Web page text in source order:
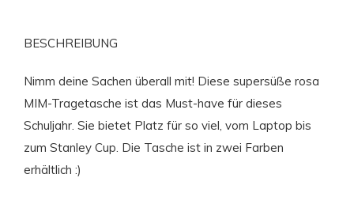
BESCHREIBUNG
Nimm deine Sachen überall mit! Diese supersüße rosa
MIM-Tragetasche ist das Must-have für dieses
Schuljahr. Sie bietet Platz für so viel, vom Laptop bis
zum Stanley Cup. Die Tasche ist in zwei Farben
erhältlich :)